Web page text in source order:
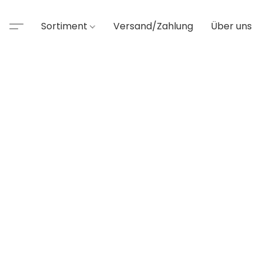
Sortiment Versand/Zahlung Über uns